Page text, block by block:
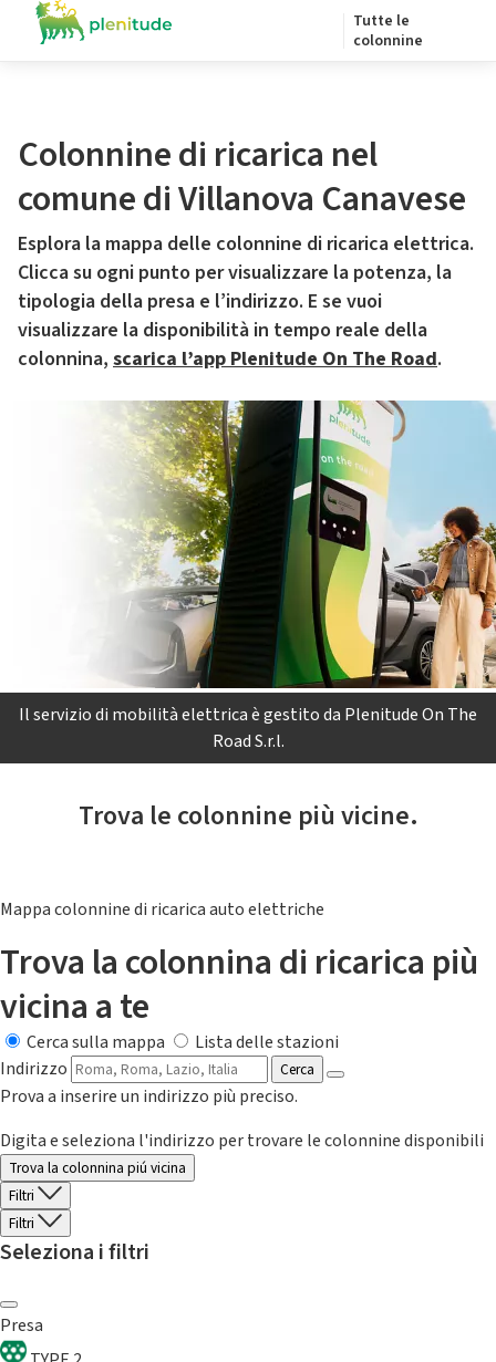
Tutte le
colonnine
Colonnine di ricarica nel
comune di Villanova Canavese
Esplora la mappa delle colonnine di ricarica elettrica.
Clicca su ogni punto per visualizzare la potenza, la
tipologia della presa e l’indirizzo. E se vuoi
visualizzare la disponibilità in tempo reale della
colonnina, scarica l’app Plenitude On The Road.
Il servizio di mobilità elettrica è gestito da Plenitude On The
Road S.r.l.
Trova le colonnine più vicine.
Mappa colonnine di ricarica auto elettriche
Trova la colonnina di ricarica più
vicina a te
Cerca sulla mappa
Lista delle stazioni
Indirizzo
Cerca
Prova a inserire un indirizzo più preciso.
Digita e seleziona l'indirizzo per trovare le colonnine disponibili
Trova la colonnina piú vicina
Filtri
Filtri
Seleziona i filtri
Presa